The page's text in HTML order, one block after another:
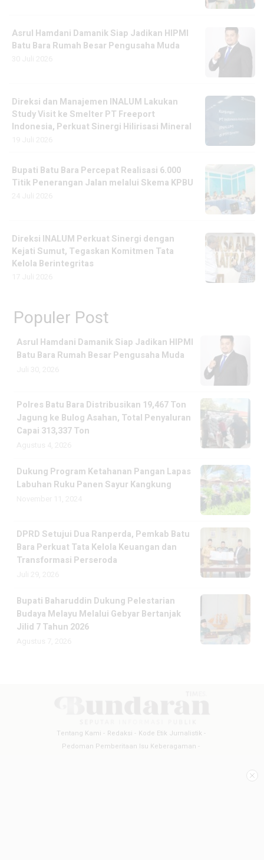
Asrul Hamdani Damanik Siap Jadikan HIPMI
Batu Bara Rumah Besar Pengusaha Muda
Direksi dan Manajemen INALUM Lakukan
Study Visit ke Smelter PT Freeport
Indonesia, Perkuat Sinergi Hilirisasi Mineral
Bupati Batu Bara Percepat Realisasi 6.000
Titik Penerangan Jalan melalui Skema KPBU
Direksi INALUM Perkuat Sinergi dengan
Kejati Sumut, Tegaskan Komitmen Tata
Kelola Berintegritas
Populer Post
Asrul Hamdani Damanik Siap Jadikan HIPMI
Batu Bara Rumah Besar Pengusaha Muda
Polres Batu Bara Distribusikan 19,467 Ton
Jagung ke Bulog Asahan, Total Penyaluran
Capai 313,337 Ton
Dukung Program Ketahanan Pangan Lapas
Labuhan Ruku Panen Sayur Kangkung
DPRD Setujui Dua Ranperda, Pemkab Batu
Bara Perkuat Tata Kelola Keuangan dan
Transformasi Perseroda
Bupati Baharuddin Dukung Pelestarian
Budaya Melayu Melalui Gebyar Bertanjak
Jilid 7 Tahun 2026
Tentang Kami Redaksi
Kode Etik Jurnalistik
Pedoman Pemberitaan Isu Keberagaman